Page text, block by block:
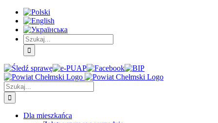
Skip
Treść
główna
Skip
Menu
główne
Skip
Menu
dodatkowe
Szukaj
Śledź
sprawę
E-
PUAP
Facebook BIP Instagram
Szukaj
Dla mieszkańca